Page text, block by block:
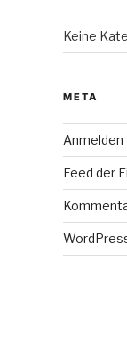
Keine
META
Anmelden
Feed der